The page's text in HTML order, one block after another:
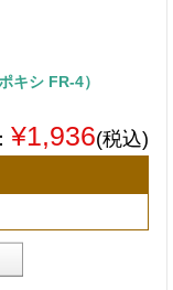
キシ FR-4）
¥1,936(税込)